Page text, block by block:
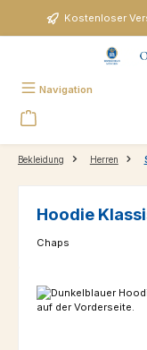
Zum Hauptinhalt springen
Kostenloser
Navigation
Bekleidung Herren
Hoodie
Chaps
Bildergalerie